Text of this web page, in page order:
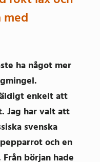
ha något mer
enkelt att
Jag har valt att
svenska
och en
början hade